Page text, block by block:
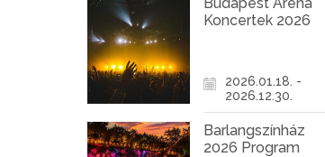
Koncertek 2026
2026.01.18. -
2026.12.30.
Barlangszínház
2026 Program